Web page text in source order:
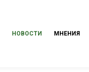
НОВОСТИ МНЕНИЯ